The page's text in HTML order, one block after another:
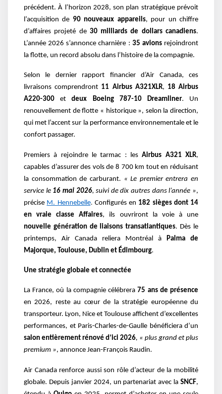
précédent. À l’horizon 2028, son plan stratégique prévoit
l’acquisition de 90 nouveaux appareils, pour un chiffre
d’affaires projeté de 30 milliards de dollars canadiens.
L’année 2026 s’annonce charnière : 35 avionsrejoindront
la flotte, un record absolu dans l’histoire de la compagnie.
Selon le dernier rapport financier d’Air Canada, ces
livraisons comprendront 11 Airbus A321XLR, 18 Airbus
A220-300 etdeux Boeing 787-10 Dreamliner. Un
renouvellement de flotte « historique », selon la direction,
qui met l’accent sur la performance environnementale et le
confort passager.
Premiers à rejoindre le tarmac : lesAirbus A321 XLR,
capables d’assurer des vols de 8 700 km tout en réduisant
la consommation de carburant. « Le premier entrera en
service le 16 mai 2026, suivi de dix autres dans l’année »,
précise M. Hennebelle. Configurés en 182 sièges dont 14
en vraie classe Affaires, ils ouvriront la voie à une
nouvelle génération de liaisons transatlantiques. Dès le
printemps, Air Canada reliera Montréal à
Palma de
Majorque, Toulouse, Dublin et Édimbourg.
Une stratégie globale et connectée
La France, où la compagnie célébrera 75 ans de présence
en 2026, reste au cœur de la stratégie européenne du
transporteur. Lyon, Nice et Toulouse affichent d’excellentes
performances, et Paris-Charles-de-Gaulle bénéficiera d’un
salon entièrement rénové d’ici 2026, « plus grand et plus
premium », annonce Jean-François Raudin.
Air Canada renforce aussi son rôle d’acteur de la mobilité
globale. Depuis janvier 2024, un partenariat avec la SNCF,